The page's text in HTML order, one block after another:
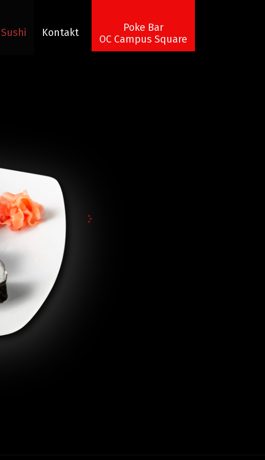
Sushi Kontakt
Poke Bar
OC Campus Square